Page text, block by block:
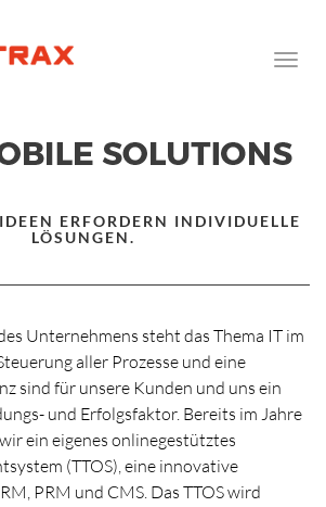
Toggle
ERFORDERN INDIVIDUELLE
LÖSUNGEN.
Unternehmens steht das Thema IT im
aller Prozesse und eine
sind für unsere Kunden und uns ein
und Erfolgsfaktor. Bereits im Jahre
ein eigenes onlinegestütztes
(TTOS), eine innovative
PRM und CMS. Das TTOS wird